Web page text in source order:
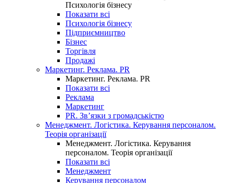
Психологія бізнесу
Показати всі
Психологія бізнесу
Підприємництво
Бізнес
Торгівля
Продажі
Маркетинг. Реклама. PR
Маркетинг. Реклама. PR
Показати всі
Реклама
Маркетинг
PR. Зв’язки з громадськістю
Менеджмент. Логістика. Керування персоналом.
Теорія організації
Менеджмент. Логістика. Керування
персоналом. Теорія організації
Показати всі
Менеджмент
Керування персоналом